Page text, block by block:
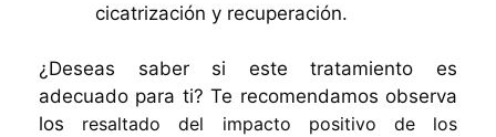
cicatrización y recuperación.
¿Deseas saber si este tratamiento es
adecuado para ti? Te recomendamos observa
los resaltado del impacto positivo de los